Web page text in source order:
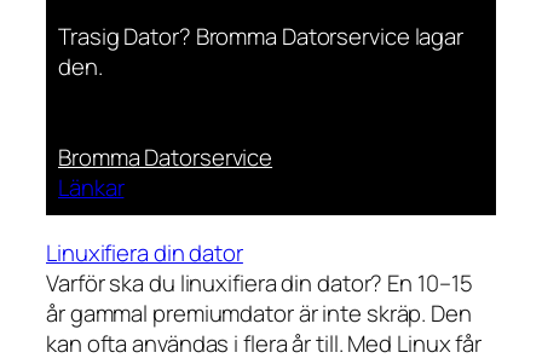
Trasig Dator? Bromma Datorservice lagar
den.
Bromma Datorservice
Länkar
Linuxifiera din dator
Varför ska du linuxifiera din dator? En 10–15
år gammal premiumdator är inte skräp. Den
kan ofta användas i flera år till. Med Linux får